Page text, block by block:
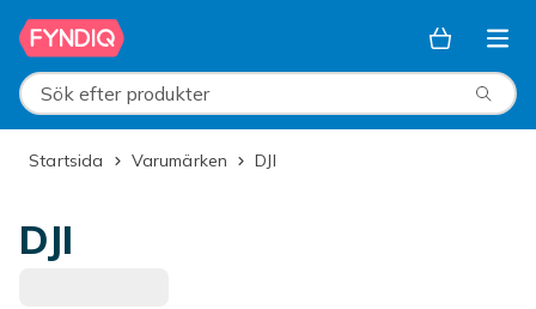
Hoppa till huvudinnehållet
Sök efter produkter
Startsida Varumärken DJI
DJI